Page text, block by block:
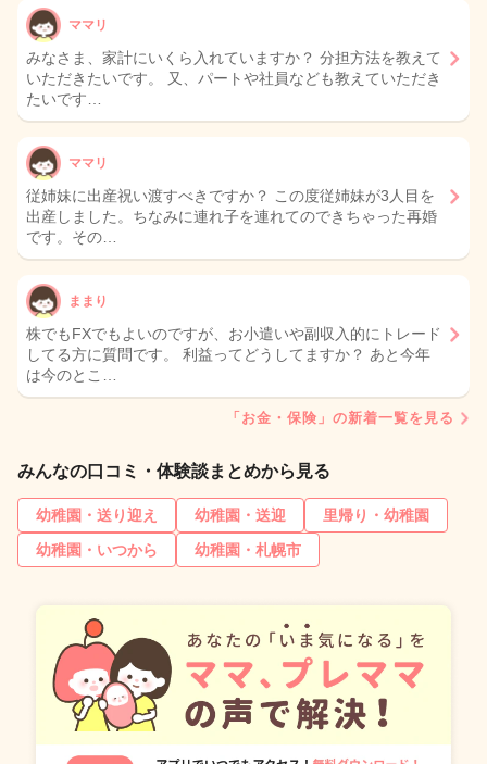
ママリ
みなさま、家計にいくら入れていますか？ 分担方法を教えて
いただきたいです。 又、パートや社員なども教えていただき
たいです…
ママリ
従姉妹に出産祝い渡すべきですか？ この度従姉妹が3人目を
出産しました。ちなみに連れ子を連れてのできちゃった再婚
です。その…
ままり
株でもFXでもよいのですが、お小遣いや副収入的にトレード
してる方に質問です。 利益ってどうしてますか？ あと今年
は今のとこ…
「お金・保険」の新着一覧を見る
みんなの口コミ・体験談まとめから見る
幼稚園・送り迎え 幼稚園・送迎
里帰り・幼稚園
幼稚園・いつから
幼稚園・札幌市